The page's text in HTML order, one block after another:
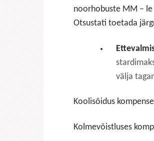
noorhobuste MM –
Otsustati toetada
välja
Koolisõidus
Kolmevõistluses